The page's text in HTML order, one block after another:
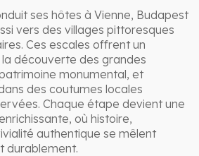
ses hôtes à Vienne, Budapest
vers des villages pittoresques
Ces escales offrent un
découverte des grandes
monumental, et
des coutumes locales
Chaque étape devient une
où histoire,
authentique se mêlent
durablement.